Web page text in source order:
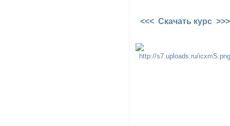
<<< Скачать курс >>>